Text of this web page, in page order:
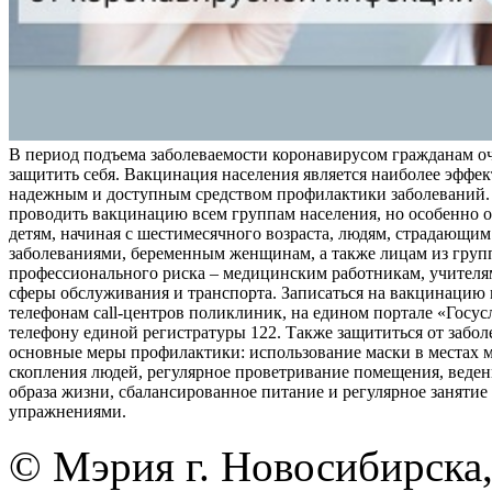
В период подъема заболеваемости коронавирусом гражданам
защитить себя. Вакцинация населения является наиболее
надежным и доступным средством профилактики заболеваний.
проводить вакцинацию всем группам населения, но особенно
детям, начиная с шестимесячного возраста, людям,
заболеваниями, беременным женщинам, а также лицам из
профессионального риска – медицинским работникам,
сферы обслуживания и транспорта. Записаться на
телефонам call-центров поликлиник, на едином портале
телефону единой регистратуры 122. Также защититься от
основные меры профилактики: использование маски в местах
скопления людей, регулярное проветривание помещения,
образа жизни, сбалансированное питание и регулярное
упражнениями.
© Мэрия г.